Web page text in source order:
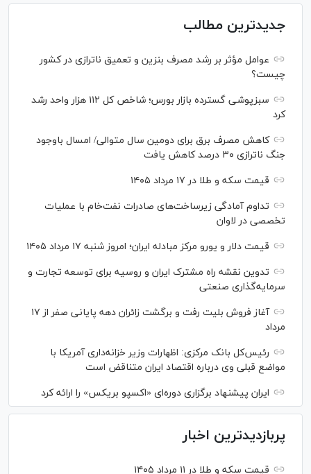
جدیدترین مطالب
عوامل مؤثر بر رشد مصرف بنزین و تعمیق ناترازی در کشور
چیست؟
سبزپوشی گسترده بازار بورس؛ شاخص کل ۱۱۲ هزار واحد رشد
کرد
کاهش مصرف برق برای دومین سال متوالی/ امسال باوجود
جنگ ناترازی ۳۰ درصد کاهش یافت
قیمت سکه و طلا در ۱۷ مرداد ۱۴۰۵
تداوم آمادگی زیرساخت‌های صادرات نفت‌خام با عملیات
تخصصی در لاوان
قیمت دلار و یورو مرکز مبادله ایران؛ امروز شنبه ۱۷ مرداد ۱۴۰۵
تدوین نقشه راه مشترک ایران و روسیه برای توسعه تجارت و
سرمایه‌گذاری صنعتی
آغاز فروش بلیت رفت و برگشت زائران دهه پایانی صفر از ۱۷
مرداد
رئیس‌کل بانک مرکزی: اظهارات وزیر خزانه‌داری آمریکا با
مواضع قبلی وی درباره اقتصاد ایران متناقض است
ایران پیشنهاد برگزاری دوره‌ای «اکسپو بریکس» را ارائه کرد
پربازدیدترین اخبار
قیمت سکه و طلا در ۱۱ مرداد ۱۴۰۵